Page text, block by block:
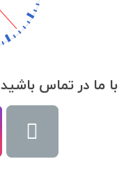
با ما در تماس باشید